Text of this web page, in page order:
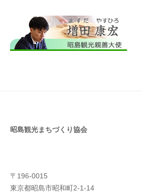
昭島観光まちづくり協会
〒196-0015
東京都昭島市昭和町2-1-14